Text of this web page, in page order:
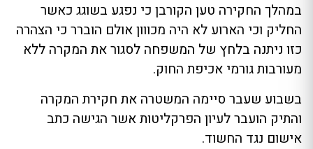
במהלך החקירה טען הקורבן כי נפגע בשוגג כאשר
החליק וכי הארוע לא היה מכווון אולם הוברר כי הצהרה
כזו ניתנה בלחץ של המשפחה לסגור את המקרה ללא
מעורבות גורמי אכיפת החוק.
בשבוע שעבר סיימה המשטרה את חקירת המקרה
והתיק הועבר לעיון הפרקליטות אשר הגישה כתב
אישום נגד החשוד.